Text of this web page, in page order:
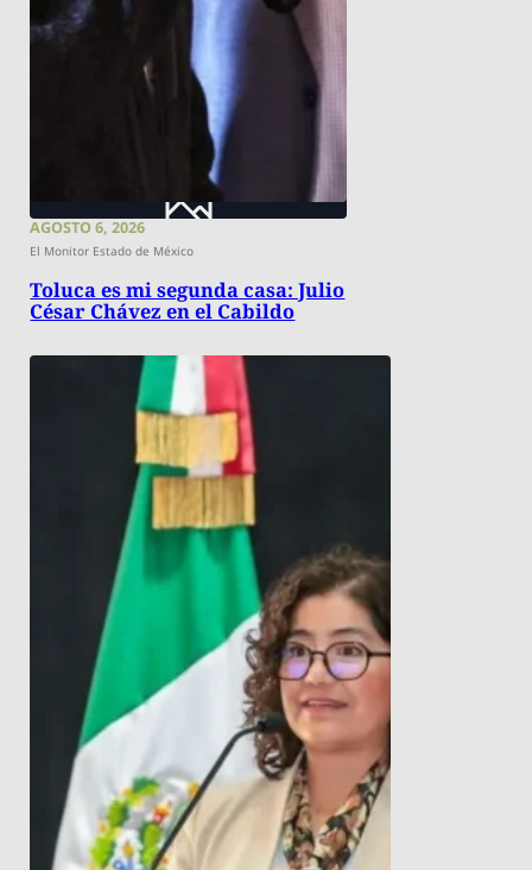
AGOSTO 6, 2026
El Monitor Estado de México
Toluca es mi segunda casa: Julio
César Chávez en el Cabildo